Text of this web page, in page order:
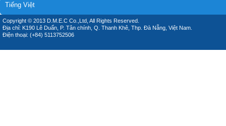
Tiếng Việt
Copyright © 2013 D.M.E.C Co.,Ltd, All Rights Reserved.
Địa chỉ: K190 Lê Duẩn, P. Tân chính, Q. Thanh Khê, Thp. Đà Nẵng, Việt Nam.
Điện thoại: (+84) 5113752506